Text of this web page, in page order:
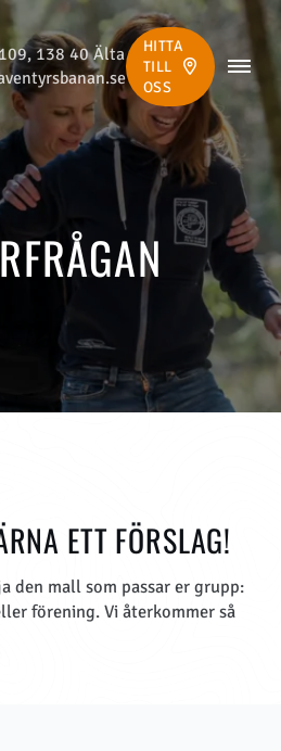
138 40 Älta
HITTA
TILL
OSS
ETT FÖRSLAG!
den mall som passar er grupp:
förening. Vi återkommer så